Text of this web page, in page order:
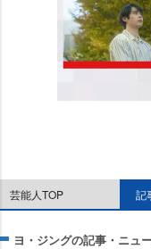
芸能人TOP 記
ヨ・ジングの記事・ニュ